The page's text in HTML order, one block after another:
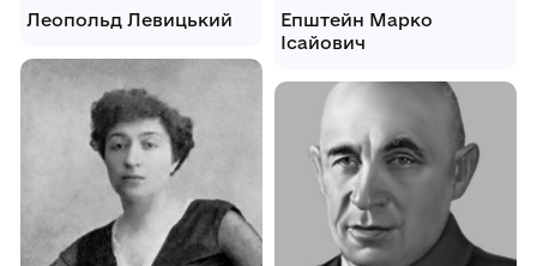
Леопольд Левицький
Епштейн Марко
Ісайович